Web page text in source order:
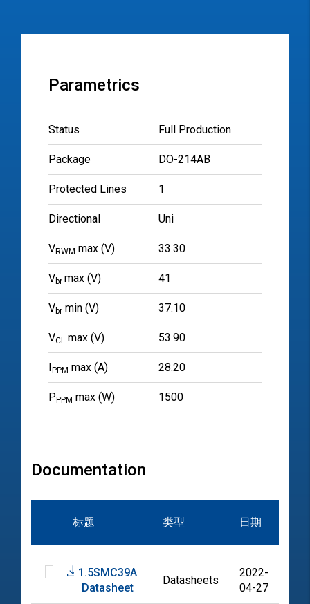
Parametrics
Status Full Production
Package DO-214AB
Protected Lines 1
Directional Uni
VRWM max (V) 33.30
Vbr max (V) 41
Vbr min (V) 37.10
VCL max (V) 53.90
PPM max (A) 28.20
P PPM max (W) 1500
Documentation
标题 类型 日期
1.5SMC39A
Datasheet
Datasheets
2022-
04-27